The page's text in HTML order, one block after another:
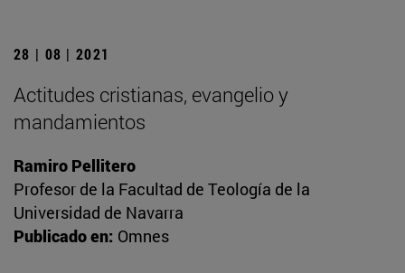
28 | 08 | 2021
Actitudes cristianas, evangelio y
mandamientos
Ramiro Pellitero
Profesor de la Facultad de Teología de la
Universidad de Navarra
Publicado en: Omnes